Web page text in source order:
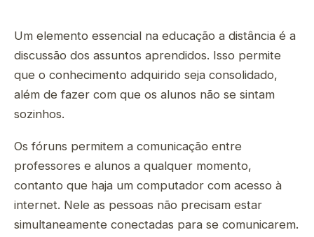
Um elemento essencial na educação a distância é a
discussão dos assuntos aprendidos. Isso permite
que o conhecimento adquirido seja consolidado,
além de fazer com que os alunos não se sintam
sozinhos.
Os fóruns permitem a comunicação entre
professores e alunos a qualquer momento,
contanto que haja um computador com acesso à
internet. Nele as pessoas não precisam estar
simultaneamente conectadas para se comunicarem.